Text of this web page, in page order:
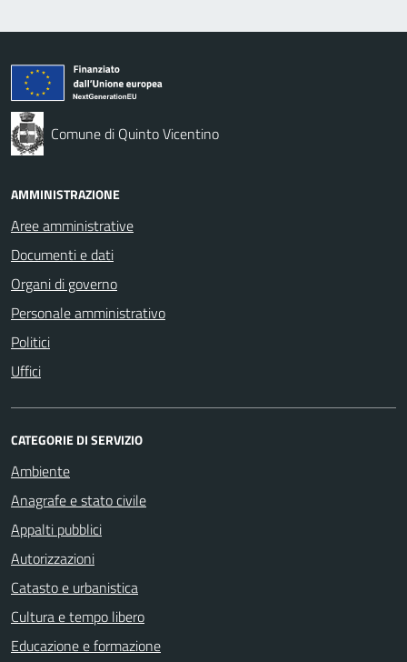
Comune di Quinto Vicentino
AMMINISTRAZIONE
Aree amministrative
Documenti e dati
Organi di governo
Personale amministrativo
Politici
Uffici
CATEGORIE DI SERVIZIO
Ambiente
Anagrafe e stato civile
Appalti pubblici
Autorizzazioni
Catasto e urbanistica
Cultura e tempo libero
Educazione e formazione